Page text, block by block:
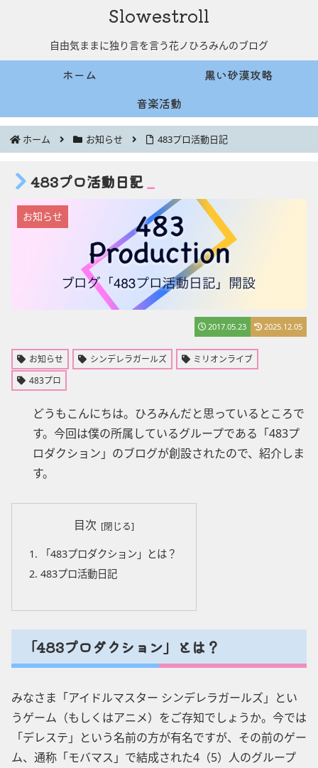
Slowestroll
自由気ままに独り言を言う花ノひろみんのブログ
ホーム
黒い砂漠攻略
音楽活動
ホーム お知らせ 483プロ活動日記
483プロ活動日記
お知らせ
2017.05.23 2025.12.05
お知らせ シンデレラガールズ
ミリオンライブ
483プロ
どうもこんにちは。ひろみんだと思っているところで
す。今回は僕の所属しているグループである「483プ
ロダクション」のブログが創設されたので、紹介しま
す。
目次
「483プロダクション」とは？
483プロ活動日記
「483プロダクション」とは？
みなさま「アイドルマスター シンデレラガールズ」とい
うゲーム（もしくはアニメ）をご存知でしょうか。今では
「デレステ」という名前の方が有名ですが、その前のゲー
ム、通称「モバマス」で結成された4（5）人のグループ